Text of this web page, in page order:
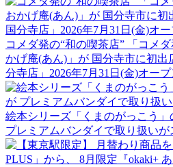
コメダ発の“和の喫茶店” 「コメ
かげ庵(あん)」が 国分寺市に初
分寺店」2026年7月31日(金)オープ
絵本シリーズ「くまのがっこう
プレミアムバンダイで取り扱いが